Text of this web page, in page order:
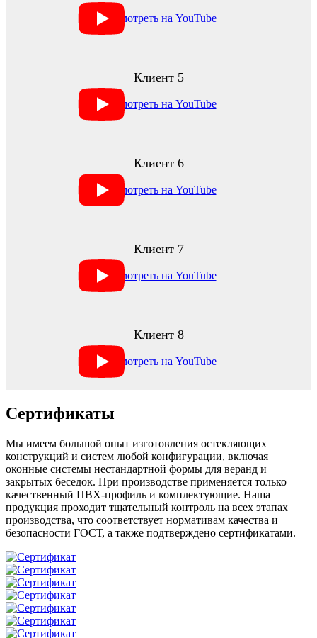
Клиент 5
Клиент 6
Клиент 7
Клиент 8
Сертификаты
Мы имеем большой опыт изготовления остекляющих
конструкций и систем любой конфигурации, включая
оконные системы нестандартной формы для веранд и
закрытых беседок. При производстве применяется только
качественный ПВХ-профиль и комплектующие. Наша
продукция проходит тщательный контроль на всех этапах
производства, что соответствует нормативам качества и
безопасности ГОСТ, а также подтверждено сертификатами.